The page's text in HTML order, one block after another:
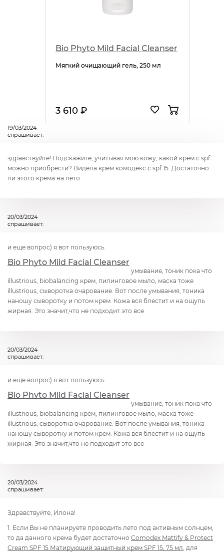
Bio Phyto Mild Facial Cleanser
Мягкий очищающий гель, 250 мл
3 610 ₽
19/03/2024
спрашивает:
здравствуйте! Подскажите, учитывая мою кожу, какой крем с spf
можно приобрести? Видела крем комодекс с spf 15. Достаточно
ли этого крема на лето
20/03/2024
спрашивает:
и еще вопрос) я вот пользуюсь
Bio Phyto Mild Facial Cleanser
умывание, тоник пока что
illustrious, biobalancing крем, пилинговое мыло, маска тоже
illustrious, сыворотка очарование. Вот после умывания, тоника
наношу сыворотку и потом крем. Кожа вся блестит и на ощупь
жирная. Это значит,что не подходит это все
20/03/2024
спрашивает:
и еще вопрос) я вот пользуюсь
Bio Phyto Mild Facial Cleanser
умывание, тоник пока что
illustrious, biobalancing крем, пилинговое мыло, маска тоже
illustrious, сыворотка очарование. Вот после умывания, тоника
наношу сыворотку и потом крем. Кожа вся блестит и на ощупь
жирная. Это значит,что не подходит это все
20/03/2024
спрашивает:
Здравствуйте, Илона!
1. Если Вы не планируете проводить лето под активным солнцем,
то да данного крема будет достаточно Comodex Mattify & Protect
Cream SPF 15 Матирующий защитный крем SPF 15, 75 мл , для